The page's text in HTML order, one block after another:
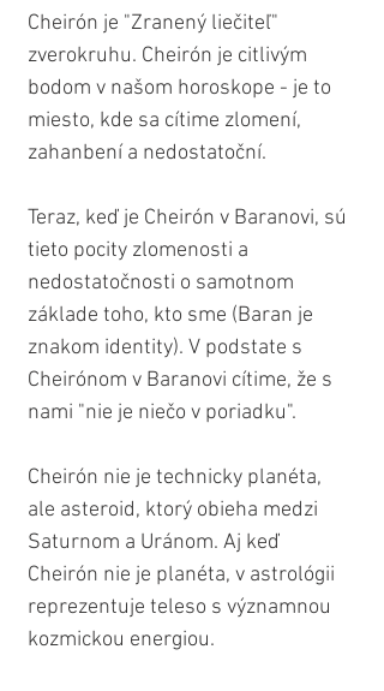
Cheirón je "Zranený liečiteľ"
zverokruhu. Cheirón je citlivým
bodom v našom horoskope - je to
miesto, kde sa cítime zlomení,
zahanbení a nedostatoční.
Teraz, keď je Cheirón v Baranovi, sú
tieto pocity zlomenosti a
nedostatočnosti o samotnom
základe toho, kto sme (Baran je
znakom identity). V podstate s
Cheirónom v Baranovi cítime, že s
nami "nie je niečo v poriadku".
Cheirón nie je technicky planéta,
ale asteroid, ktorý obieha medzi
Saturnom a Uránom. Aj keď
Cheirón nie je planéta, v astrológii
reprezentuje teleso s významnou
kozmickou energiou.